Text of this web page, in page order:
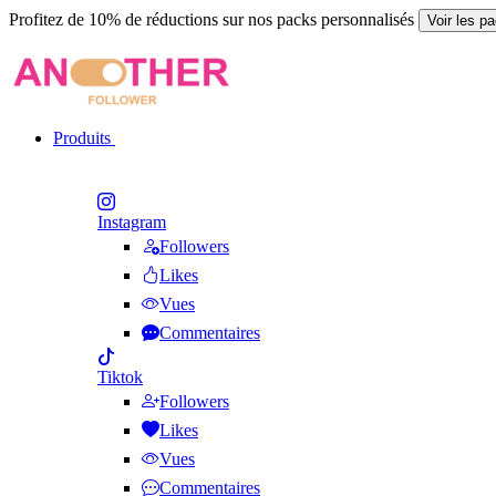
Profitez de 10% de réductions sur nos packs personnalisés Voir les
Produits
Instagram
Followers
Likes
Vues
Commentaires
Tiktok
Followers
Likes
Vues
Commentaires